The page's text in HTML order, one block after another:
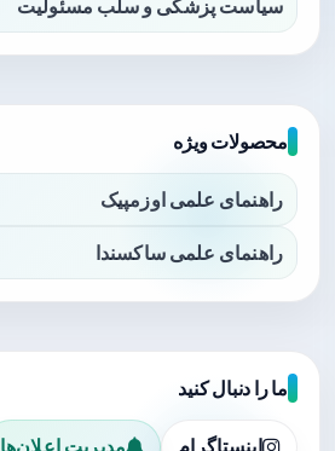
سیاست پزشکی و سلب مسئولیت
محصولات ویژه
راهنمای علمی اوزمپیک
راهنمای علمی ساکسندا
ما را دنبال کنید